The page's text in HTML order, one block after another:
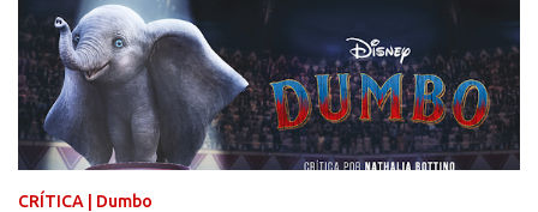
menos de vilão. O longa de Todd Phillips (Se Beber, Não Case!) segue uma
trajetória profunda do reflexo da corrupção da sociedade na vida de um ser
humano, capaz de causar perturbação e desconforto do inicio ao fim da
projeção, e por mais um bom tempo após deixar o cinema. Trata-se de
uma obra difícil de ser "digerida", pois lida com temas sensíveis, como
abuso, doença mental, bullying e violência física. Todo esse turbilhão de
informações molda a mente d...
CRÍTICA | Dumbo